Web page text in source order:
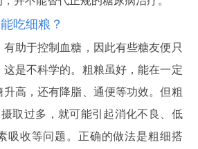
吃细粮？
助于控制血糖，因此有些糖友便只
这是不科学的。粗粮虽好，能在一定
高，还有降脂、通便等功效。但粗
摄取过多，就可能引起消化不良、低
吸收等问题。正确的做法是粗细搭